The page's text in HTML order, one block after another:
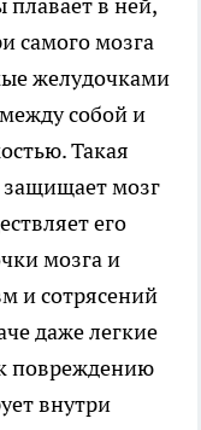
в ней,
самого мозга
желудочками
собой и
Такая
мозг
его
мозга и
и сотрясений
даже легкие
повреждению
внутри